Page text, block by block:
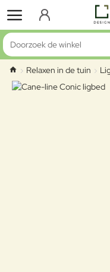
Doorzoek de winkel
home
Relaxen in de tuin